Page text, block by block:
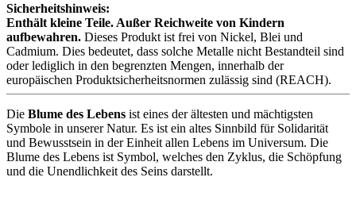
Sicherheitshinweis:
Enthält kleine Teile. Außer Reichweite von Kindern
aufbewahren. Dieses Produkt ist frei von Nickel, Blei und
Cadmium. Dies bedeutet, dass solche Metalle nicht Bestandteil sind
oder lediglich in den begrenzten Mengen, innerhalb der
europäischen Produktsicherheitsnormen zulässig sind (REACH).
Die Blume des Lebens ist eines der ältesten und mächtigsten
Symbole in unserer Natur. Es ist ein altes Sinnbild für Solidarität
und Bewusstsein in der Einheit allen Lebens im Universum. Die
Blume des Lebens ist Symbol, welches den Zyklus, die Schöpfung
und die Unendlichkeit des Seins darstellt.